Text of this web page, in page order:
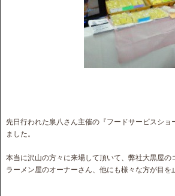
先日行われた泉八さん主催の『フードサービスショ
ました。
本当に沢山の方々に来場して頂いて、弊社大黒屋の
ラーメン屋のオーナーさん、他にも様々な方が目を